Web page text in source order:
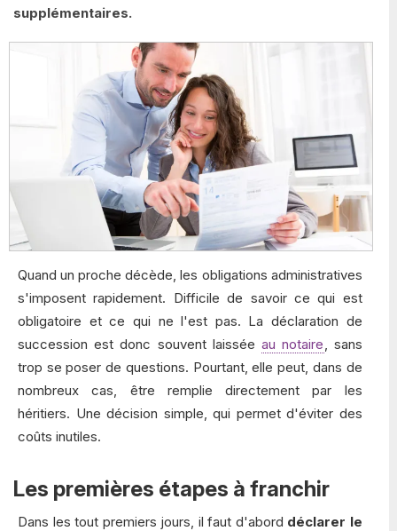
supplémentaires.
Quand un proche décède, les obligations administratives
s'imposent rapidement. Difficile de savoir ce qui est
obligatoire et ce qui ne l'est pas. La déclaration de
succession est donc souvent laisséeau notaire , sans
trop se poser de questions. Pourtant, elle peut, dans de
nombreux cas, être remplie directement par les
héritiers. Une décision simple, qui permet d'éviter des
coûts inutiles.
Les premières étapes à franchir
Dans les tout premiers jours, il faut d'abord déclarer le